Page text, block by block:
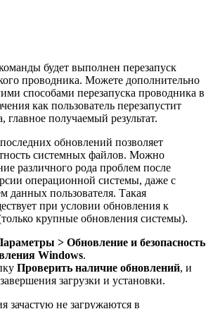
будет выполнен перезапуск
проводника. Можете дополнительно
способами перезапуска проводника в
как пользователь перезапустит
главное получаемый результат.
обновлений позволяет
системных файлов. Можно
различного рода проблем после
операционной системы, даже с
данных пользователя. Такая
при условии обновления к
крупные обновления системы).
> Обновление и безопасность
Windows.
Проверить наличие обновлений, и
загрузки и установки.
зачастую не загружаются в